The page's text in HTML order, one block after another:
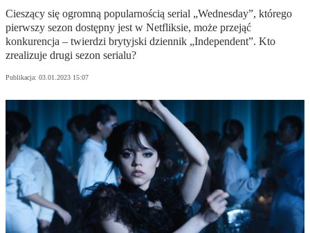
Cieszący się ogromną popularnością serial „Wednesday”, którego
pierwszy sezon dostępny jest w Netfliksie, może przejąć
konkurencja – twierdzi brytyjski dziennik „Independent”. Kto
zrealizuje drugi sezon serialu?
Publikacja: 03.01.2023 15:07